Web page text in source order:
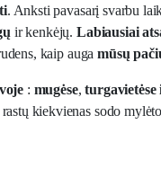
. Anksti pavasarį svarbu
ir kenkėjų.Labiausiai
kaip augamūsų
: mugėse,turgavietėse
kiekvienas sodo